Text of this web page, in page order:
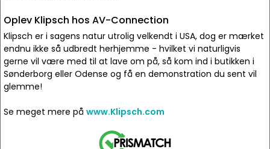
Oplev Klipsch hos AV-Connection
Klipsch er i sagens natur utrolig velkendt i USA, dog er mærket
endnu ikke så udbredt herhjemme - hvilket vi naturligvis
gerne vil være med til at lave om på, så kom ind i butikken i
Sønderborg eller Odense og få en demonstration du sent vil
glemme!
Se meget mere på www.Klipsch.com